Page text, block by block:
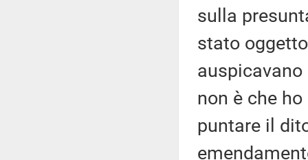
sulla
stato
non è che
puntare il